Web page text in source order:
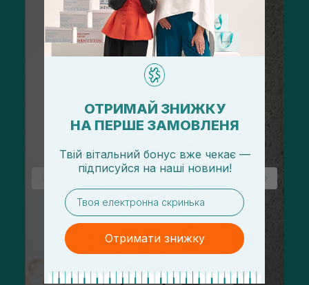
ОТРИМАЙ ЗНИЖКУ
НА ПЕРШЕ ЗАМОВЛЕНЯ
Твій вітальний бонус вже чекає —
підписуйся на наші новини!
email
Отримати знижку